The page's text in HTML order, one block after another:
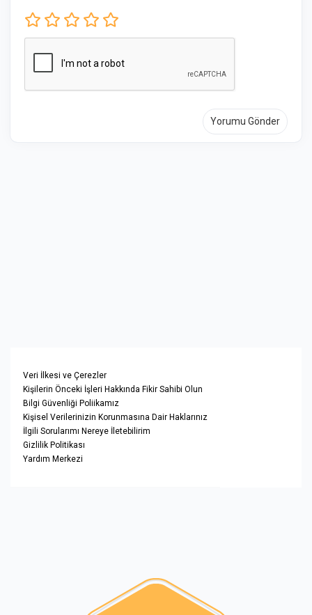
Yorumu Gönder
Veri İlkesi ve Çerezler
Kişilerin Önceki İşleri Hakkında Fikir Sahibi Olun
Bilgi Güvenliği Poliikamız
Kişisel Verilerinizin Korunmasına Dair Haklarınız
İlgili Sorularımı Nereye İletebilirim
Gizlilik Politikası
Yardım Merkezi